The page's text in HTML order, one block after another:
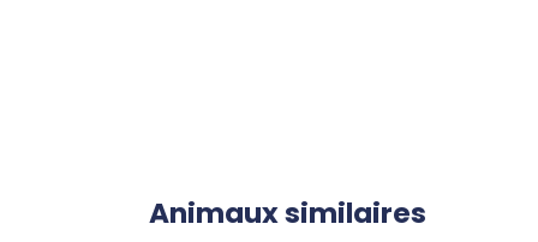
Animaux similaires